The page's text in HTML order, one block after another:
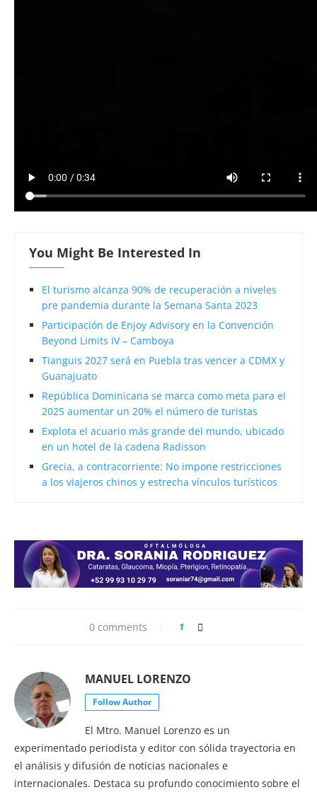
You Might Be Interested In
El turismo alcanza 90% de recuperación a niveles
pre pandemia durante la Semana Santa 2023
Participación de Enjoy Advisory en la Convención
Beyond Limits IV – Camboya
Tianguis 2027 será en Puebla tras vencer a CDMX y
Guanajuato
República Dominicana se marca como meta para el
2025 aumentar un 20% el número de turistas
Explota el acuario más grande del mundo, ubicado
en un hotel de la cadena Radisson
Grecia, a contracorriente: No impone restricciones
a los viajeros chinos y estrecha vínculos turísticos
0 comments 1
MANUEL LORENZO
Follow Author
El Mtro. Manuel Lorenzo es un
experimentado periodista y editor con sólida trayectoria en
el análisis y difusión de noticias nacionales e
internacionales. Destaca su profundo conocimiento sobre el